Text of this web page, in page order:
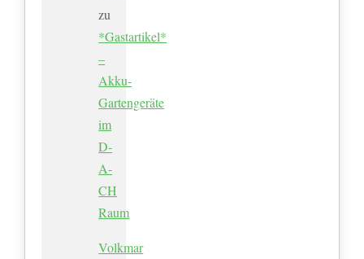
zu
*Gastartikel*
–
Akku-
Gartengeräte
im
D-
A-
CH
Raum
Volkmar